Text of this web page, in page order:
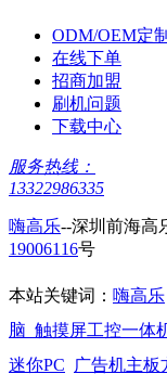
ODM/OEM定制
在线下单
招商加盟
刷机问题
下载中心
服务热线：
13322986335
嗨高乐--深圳前海高
19006116号
本站关键词： 嗨高乐
脑 触摸屏工控一体
迷你PC
广告机主板